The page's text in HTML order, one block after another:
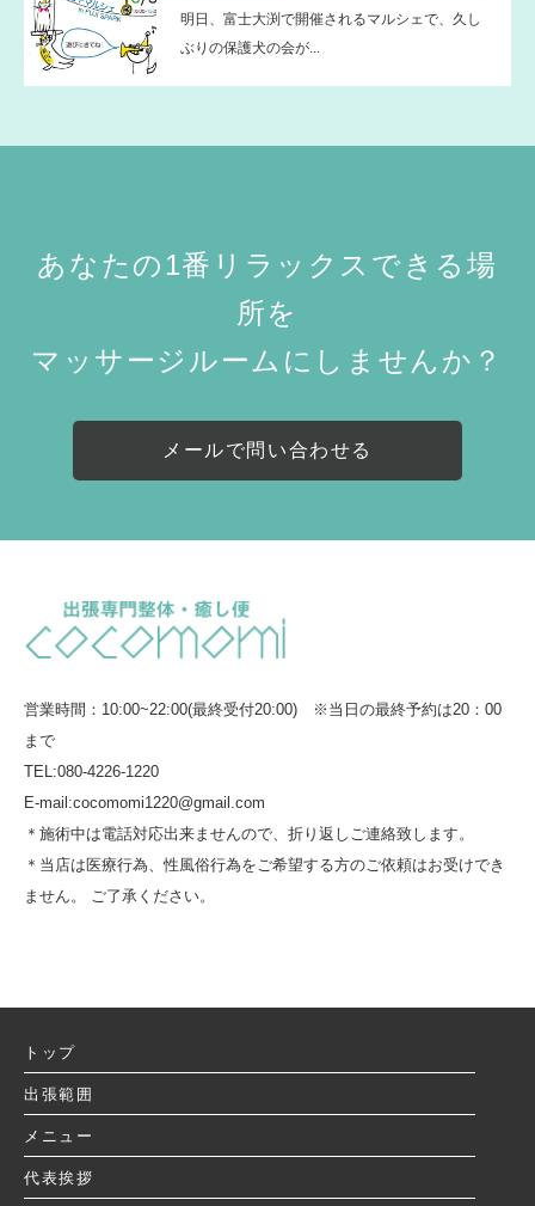
明日、富士大渕で開催されるマルシェで、久し
ぶりの保護犬の会が...
あなたの1番リラックスできる場
所を
マッサージルームにしませんか？
メールで問い合わせる
営業時間：10:00~22:00(最終受付20:00) ※当日の最終予約は20：00
まで
TEL:080-4226-1220
E-mail:cocomomi1220@gmail.com
＊施術中は電話対応出来ませんので、折り返しご連絡致します。
＊当店は医療行為、性風俗行為をご希望する方のご依頼はお受けでき
ません。 ご了承ください。
トップ
出張範囲
メニュー
代表挨拶